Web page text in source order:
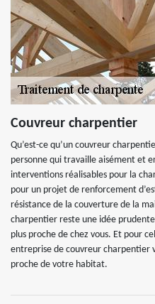
Couvreur charpentier
Qu’est-ce qu’un couvreur
personne qui travaille aisément et
interventions réalisables pour la
pour un projet de renforcement
résistance de la couverture de la
charpentier reste une idée
plus proche de chez vous. Et pour
entreprise de couvreur charpentier
proche de votre habitat.